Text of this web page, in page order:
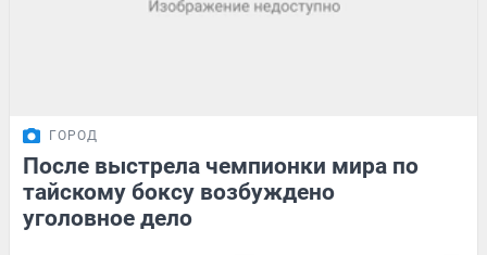
ГОРОД
После выстрела чемпионки мира по
тайскому боксу возбуждено
уголовное дело